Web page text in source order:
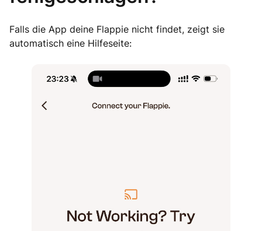
Falls die App deine Flappie nicht findet, zeigt sie
automatisch eine Hilfeseite: